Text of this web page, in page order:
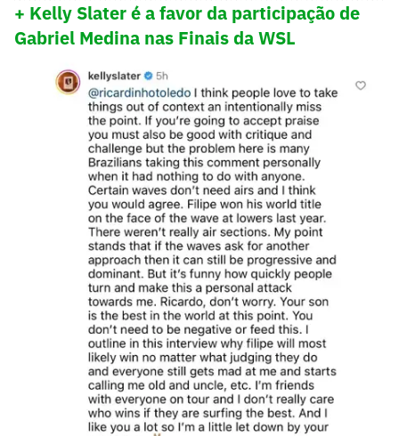
+ Kelly Slater é a favor da participação de
Gabriel Medina nas Finais da WSL